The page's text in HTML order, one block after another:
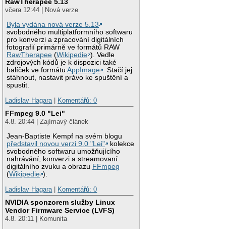
RawTherapee 5.13
včera 12:44 | Nová verze
Byla vydána nová verze 5.13
svobodného multiplatformního softwaru
pro konverzi a zpracování digitálních
fotografií primárně ve formátů RAW
RawTherapee (Wikipedie ). Vedle
zdrojových kódů je k dispozici také
balíček ve formátuAppImage . Stačí jej
stáhnout, nastavit právo ke spuštění a
spustit.
Ladislav Hagara
Komentářů: 0
FFmpeg 9.0 "Lei"
4.8. 20:44 | Zajímavý článek
Jean-Baptiste Kempf na svém blogu
představil novou verzi 9.0 "Lei"
kolekce
svobodného softwaru umožňujícího
nahrávání, konverzi a streamovaní
digitálního zvuku a obrazu FFmpeg
(Wikipedie ).
Ladislav Hagara
Komentářů: 0
NVIDIA sponzorem služby Linux
Vendor Firmware Service (LVFS)
4.8. 20:11 | Komunita